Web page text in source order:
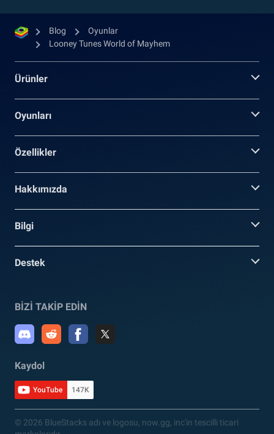
Blog
Oyunlar
Looney Tunes World of Mayhem
Ürünler
Oyunları
Özellikler
Hakkımızda
Bilgi
Destek
BİZİ TAKİP EDİN
Kaydol
YouTube 147K
© 2026 BlueStacks adı ve logosu, now.gg, inc'in tescilli ticari